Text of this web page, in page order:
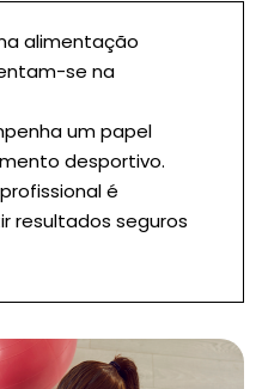
alimentação
se na
um papel
desportivo.
é
resultados seguros